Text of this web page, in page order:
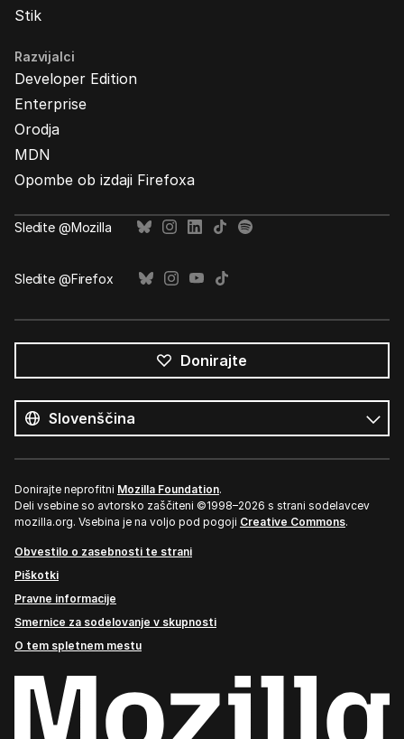
Stik
Razvijalci
Developer Edition
Enterprise
Orodja
MDN
Opombe ob izdaji Firefoxa
Sledite @Mozilla
Sledite @Firefox
Donirajte
jeziki
Jezik
Donirajte neprofitni Mozilla Foundation.
Deli vsebine so avtorsko zaščiteni ©1998–2026 s strani sodelavcev
mozilla.org. Vsebina je na voljo pod pogoji Creative Commons.
Obvestilo o zasebnosti te strani
Piškotki
Pravne informacije
Smernice za sodelovanje v skupnosti
O tem spletnem mestu